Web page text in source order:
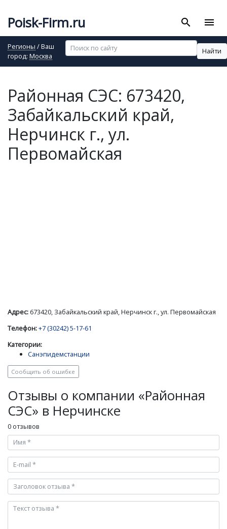
Poisk-Firm.ru search menu
Регионы / Ваш
город: Москва
Найти
Районная СЭС: 673420,
Забайкальский край,
Нерчинск г., ул.
Первомайская
Адрес: 673420, Забайкальский край, Нерчинск г., ул. Первомайская
Телефон:+7 (30242) 5-17-61
Категории:
Санэпидемстанции
Сообщить об ошибке
Отзывы о компании «Районная
СЭС» в Нерчинске
0 отзывов